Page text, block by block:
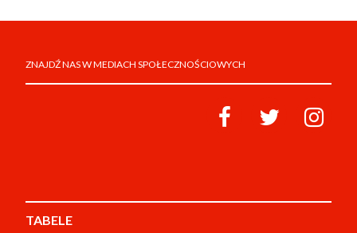
ZNAJDŹ NAS W MEDIACH SPOŁECZNOŚCIOWYCH
TABELE